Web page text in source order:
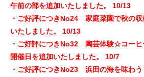
午前の部を追加いたしました。 10/13
・ご好評につきNo24 家庭菜園で秋の
いたしました。 10/13
・ご好評につきNo32 陶芸体験☆コー
開催日を追加いたしました。 10/7
・ご好評につきNo23 浜田の海を味わ